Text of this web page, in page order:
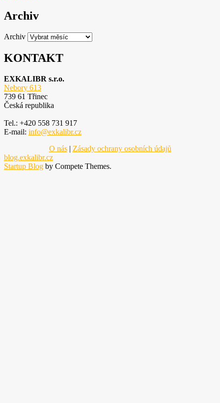
Archiv
Archiv
KONTAKT
EXKALIBR s.r.o.
Nebory 613
739 61 Třinec
Česká republika
Tel.: +420 558 731 917
E-mail: info@exkalibr.cz
O nás| Zásady ochrany osobních údajů
blog.exkalibr.cz
Startup Blog by Compete Themes.